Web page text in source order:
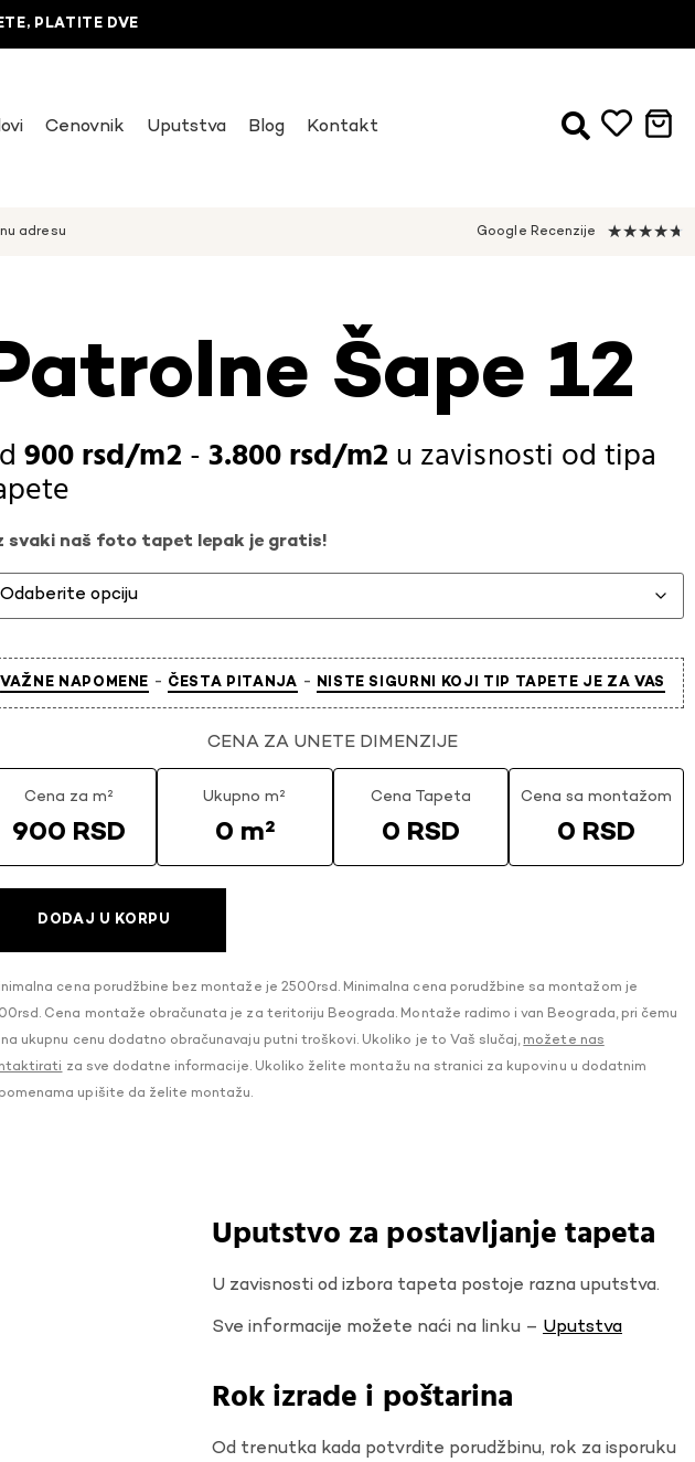
PLATITE DVE
Cenovnik Uputstva Blog Kontakt
adresu Google Recenzije ★★★★★
Šape 12
900rsd -3.800rsd u zavisnosti od tipa
svaki naš foto tapet lepak je gratis!
VAŽNE NAPOMENE - ČESTA PITANJA - NISTE SIGURNI KOJI TIP TAPETE JE ZA VAS
CENA ZA UNETE DIMENZIJE
Cena za m²
900 RSD
Ukupno m²
0 m²
Cena Tapeta
0 RSD
Cena sa montažom
0 RSD
DODAJ U KORPU
cena porudžbine bez montaže je 2500rsd. Minimalna cena porudžbine sa montažom je
Cena montaže obračunata je za teritoriju Beograda. Montaže radimo i van Beograda, pri čemu
ukupnu cenu dodatno obračunavaju putni troškovi. Ukoliko je to Vaš slučaj, možete nas
za sve dodatne informacije. Ukoliko želite montažu na stranici za kupovinu u dodatnim
upišite da želite montažu.
Uputstvo za postavljanje tapeta
U zavisnosti od izbora tapeta postoje razna uputstva.
Sve informacije možete naći na linku – Uputstva
Rok izrade i poštarina
Od trenutka kada potvrdite porudžbinu, rok za isporuku